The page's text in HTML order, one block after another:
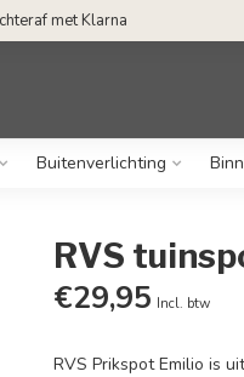
met Klarna
Buitenverlichting
RVS
€29,95 Incl. btw
RVS Prikspot Emilio is